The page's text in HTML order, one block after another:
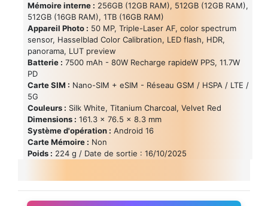
Mémoire interne : 256GB (12GB RAM), 512GB (12GB RAM),
512GB (16GB RAM), 1TB (16GB RAM)
Appareil Photo : 50 MP, Triple-Laser AF, color spectrum
sensor, Hasselblad Color Calibration, LED flash, HDR,
panorama, LUT preview
Batterie : 7500 mAh - 80W Recharge rapideW PPS, 11.7W
PD
Carte SIM : Nano-SIM + eSIM - Réseau GSM / HSPA / LTE /
5G
Couleurs : Silk White, Titanium Charcoal, Velvet Red
Dimensions : 161.3 x 76.5 x 8.3 mm
Système d'opération : Android 16
Carte Mémoire : Non
Poids : 224 g / Date de sortie : 16/10/2025